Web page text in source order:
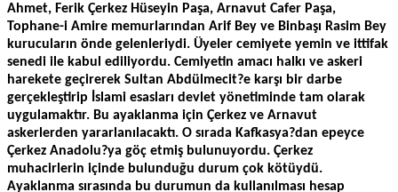
Ahmet, Ferik Çerkez Hüseyin Paşa, Arnavut Cafer Paşa,
Tophane-i Amire memurlarından Arif Bey ve Binbaşı Rasim Bey
kurucuların önde gelenleriydi. Üyeler cemiyete yemin ve ittifak
senedi ile kabul ediliyordu. Cemiyetin amacı halkı ve askeri
harekete geçirerek Sultan Abdülmecit?e karşı bir darbe
gerçekleştirip İslami esasları devlet yönetiminde tam olarak
uygulamaktır. Bu ayaklanma için Çerkez ve Arnavut
askerlerden yararlanılacaktı. O sırada Kafkasya?dan epeyce
Çerkez Anadolu?ya göç etmiş bulunuyordu. Çerkez
muhacirlerin içinde bulunduğu durum çok kötüydü.
Ayaklanma sırasında bu durumun da kullanılması hesap